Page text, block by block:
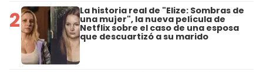
2 La historia real de "Elize: Sombras de
una mujer", la nueva película de
Netflix sobre el caso de una esposa
que descuartizó a su marido